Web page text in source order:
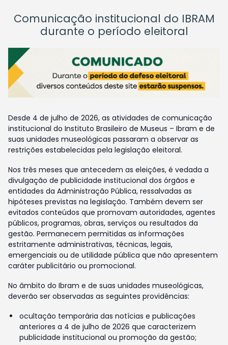
Comunicação institucional do IBRAM
durante o período eleitoral
Desde 4 de julho de 2026, as atividades de comunicação
institucional do Instituto Brasileiro de Museus – Ibram e de
suas unidades museológicas passaram a observar as
restrições estabelecidas pela legislação eleitoral.
Nos três meses que antecedem as eleições, é vedada a
divulgação de publicidade institucional dos órgãos e
entidades da Administração Pública, ressalvadas as
hipóteses previstas na legislação. Também devem ser
evitados conteúdos que promovam autoridades, agentes
públicos, programas, obras, serviços ou resultados da
gestão. Permanecem permitidas as informações
estritamente administrativas, técnicas, legais,
emergenciais ou de utilidade pública que não apresentem
caráter publicitário ou promocional.
No âmbito do Ibram e de suas unidades museológicas,
deverão ser observadas as seguintes providências:
ocultação temporária das notícias e publicações
anteriores a 4 de julho de 2026 que caracterizem
publicidade institucional ou promoção da gestão;